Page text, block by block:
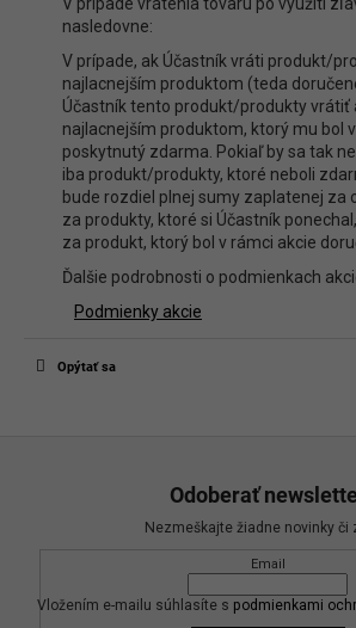
nasledovne:
V prípade, ak Účastník vráti produkt/
najlacnejším produktom (teda
Účastník tento produkt/produkty vrátiť
najlacnejším produktom, ktorý mu bol
poskytnutý zdarma. Pokiaľ by sa tak
iba produkt/produkty, ktoré neboli
bude rozdiel plnej sumy zaplatenej za
za produkty, ktoré si Účastník
za produkt, ktorý bol v rámci akcie
Ďalšie podrobnosti o podmienkach
Podmienky akcie
Opýtať sa
Odoberať
Nezmeškajte žiadne novinky či
Email
Vložením e-mailu súhlasíte s podmienkami